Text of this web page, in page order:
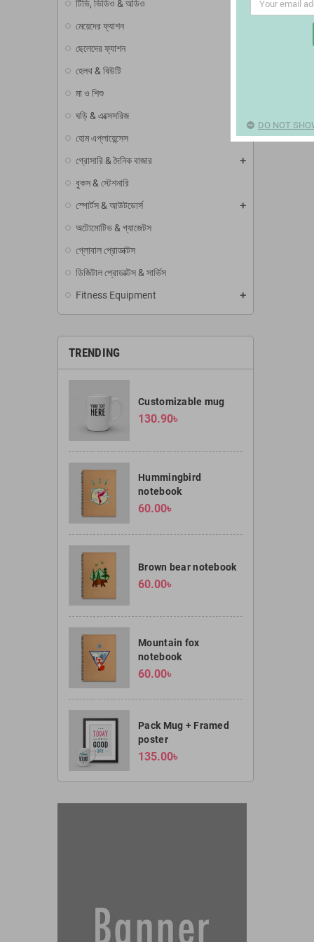
টিভি, ভিডিও & অডিও
মেয়েদের ফ্যাশন
ছেলেদের ফ্যাশন
হেলথ & বিউটি
মা ও শিশু
ঘড়ি & এক্সেসরিজ
হোম এপ্লায়েন্সেস
গ্রোসারি & দৈনিক বাজার
বুকস & স্টেশনারি
স্পোর্টস & আউটডোর্স
অটোমোটিভ & গ্যাজেটস
গ্লোবাল প্রোডাক্টস
ডিজিটাল প্রোডাক্টস & সার্ভিস
Fitness Equipment
TRENDING
Customizable mug
130.90৳
Hummingbird
notebook
60.00৳
Brown bear notebook
60.00৳
Mountain fox
notebook
60.00৳
Pack Mug + Framed
poster
135.00৳
DO NOT